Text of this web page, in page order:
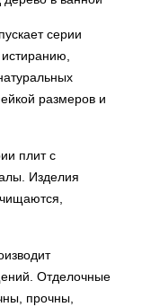
серии
размеров и
плит с
Изделия
Отделочные
прочны,